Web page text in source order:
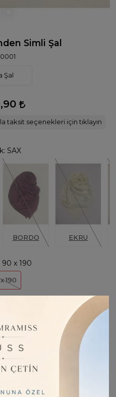
Simli Şal
Şal
taksit seçenekleri için tıklayın
SAX
BORDO EKRU
90 x 190
190
VEY00019